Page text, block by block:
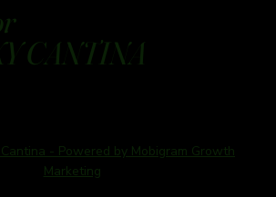
CANTINA
- Powered by Mobigram Growth
Marketing